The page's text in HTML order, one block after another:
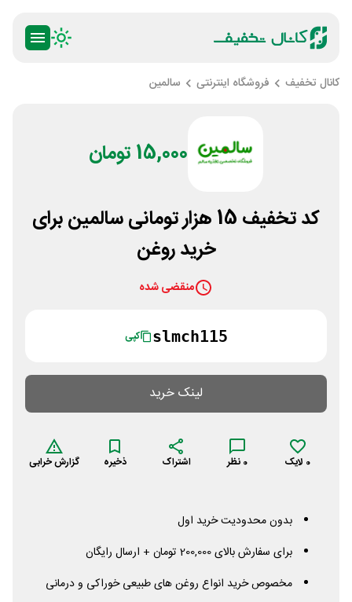
کانال تخفیف فروشگاه اینترنتی سالمین
15,000 تومان
کد تخفیف 15 هزار تومانی سالمین برای
خرید روغن
منقضی شده
slmch115 کپی
لینک خرید
0 لایک 0 نظر اشتراک ذخیره گزارش خرابی
بدون محدودیت خرید اول
برای سفارش بالای 200,000 تومان + ارسال رایگان
مخصوص خرید انواع روغن های طبیعی خوراکی و درمانی